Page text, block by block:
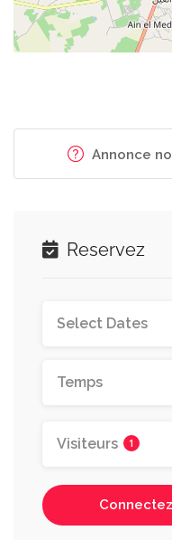
Annonce
Reservez
Visiteurs 1